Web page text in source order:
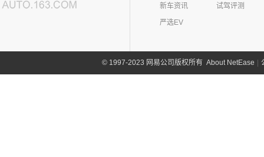
新车资讯
试驾评测
严选EV
©1997-2023 网易公司版权所有 About NetEase